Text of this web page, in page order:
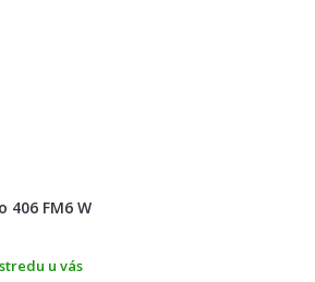
406 FM6 W
u vás